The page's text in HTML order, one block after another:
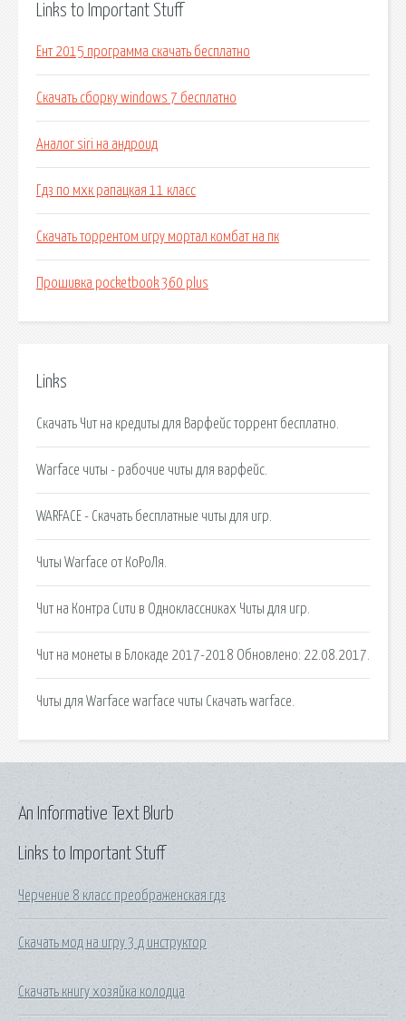
Links to Important Stuff
Ент 2015 программа скачать бесплатно
Скачать сборку windows 7 бесплатно
Аналог siri на андроид
Гдз по мхк рапацкая 11 класс
Скачать торрентом игру мортал комбат на пк
Прошивка pocketbook 360 plus
Links
Скачать Чит на кредиты для Варфейс торрент бесплатно.
Warface читы - рабочие читы для варфейс.
WARFACE - Скачать бесплатные читы для игр.
Читы Warface от КоРоЛя.
Чит на Контра Сити в Одноклассниках Читы для игр.
Чит на монеты в Блокаде 2017-2018 Обновлено: 22.08.2017.
Читы для Warface warface читы Скачать warface.
Links to Important Stuff
Черчение 8 класс преображенская гдз
Скачать мод на игру 3 д инструктор
Скачать книгу хозяйка колодца
An Informative Text Blurb